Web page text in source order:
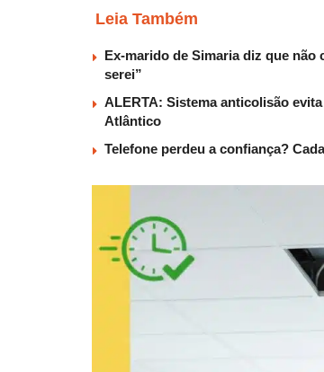
Leia Também
Ex-marido de Simaria diz que não
serei”
ALERTA: Sistema anticolisão
Atlântico
Telefone perdeu a confiança?